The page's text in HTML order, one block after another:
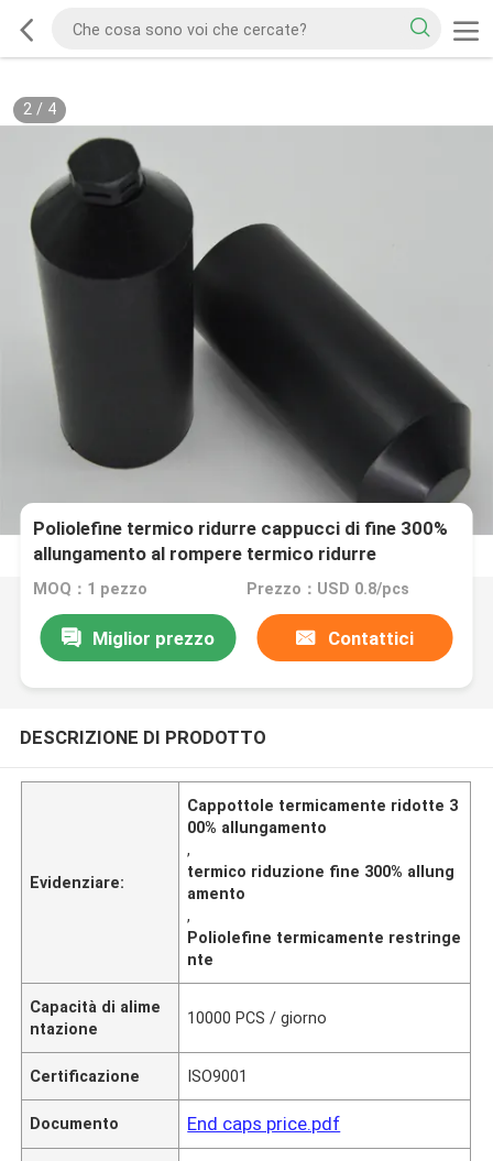
2/ 4
Poliolefine termico ridurre cappucci di fine 300%
allungamento al rompere termico ridurre
cappucci di fine del cavo
MOQ：1 pezzo Prezzo：USD 0.8/pcs
Miglior prezzo Contattici
DESCRIZIONE DI PRODOTTO
Evidenziare:
Cappottole termicamente ridotte 3
00% allungamento
,
termico riduzione fine 300% allung
amento
,
Poliolefine termicamente restringe
nte
Capacità di alime
ntazione
10000 PCS / giorno
Certificazione ISO9001
Documento End caps price.pdf